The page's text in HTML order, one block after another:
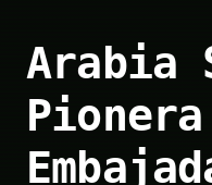
Arabia